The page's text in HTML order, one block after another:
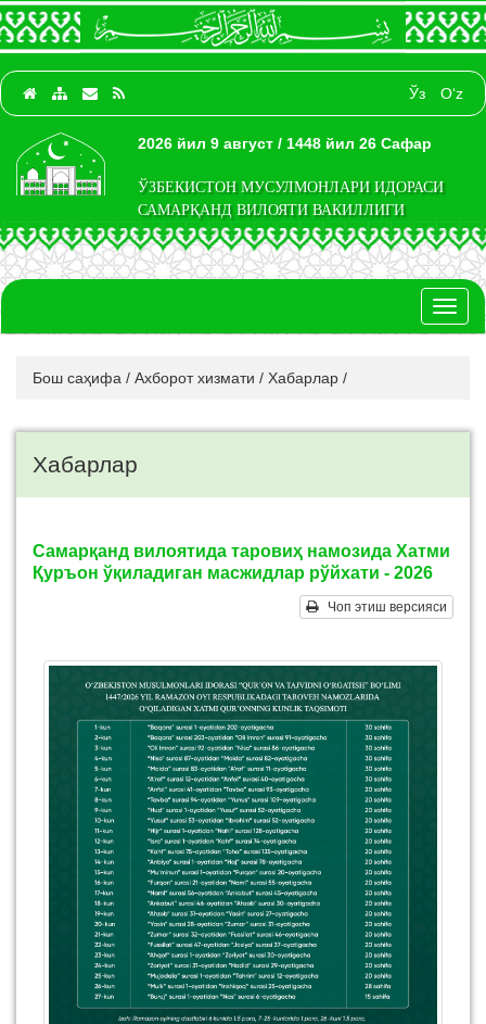
Ўз O‘z
2026 йил 9 август / 1448 йил 26 Сафар
ЎЗБЕКИСТОН МУСУЛМОНЛАРИ ИДОРАСИ
САМАРҚАНД ВИЛОЯТИ ВАКИЛЛИГИ
Бош саҳифа / Ахборот хизмати / Хабарлар /
Хабарлар
Самарқанд вилоятида таровиҳ намозида Хатми
Қуръон ўқиладиган масжидлар рўйхати - 2026
Чоп этиш версияси